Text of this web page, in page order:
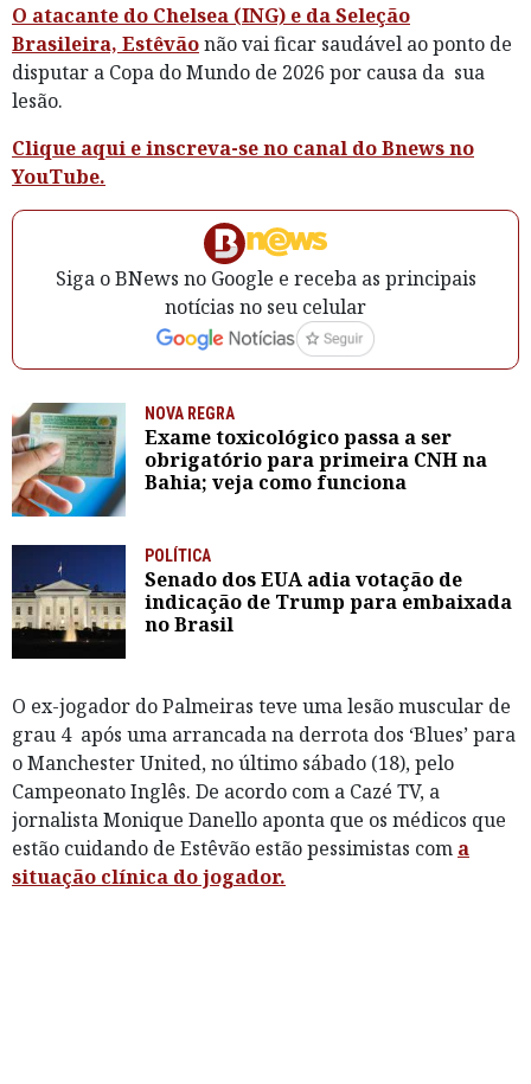
O atacante do Chelsea (ING) e da Seleção
Brasileira, Estêvãonão vai ficar saudável ao ponto de
disputar a Copa do Mundo de 2026 por causa da sua
lesão.
Clique aqui e inscreva-se no canal do Bnews no
YouTube.
Siga o BNews no Google e receba as principais
notícias no seu celular
NOVA REGRA
Exame toxicológico passa a ser
obrigatório para primeira CNH na
Bahia; veja como funciona
POLÍTICA
Senado dos EUA adia votação de
indicação de Trump para embaixada
no Brasil
O ex-jogador do Palmeiras teve uma lesão muscular de
grau 4 após uma arrancada na derrota dos ‘Blues’ para
o Manchester United, no último sábado (18), pelo
Campeonato Inglês. De acordo com a Cazé TV, a
jornalista Monique Danello aponta que os médicos que
estão cuidando de Estêvão estão pessimistas com a
situação clínica do jogador.